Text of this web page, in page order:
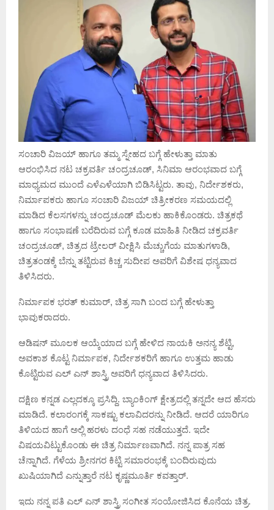
ಸಂಚಾರಿ ವಿಜಯ್ ಹಾಗೂ ತಮ್ಮ ಸ್ನೇಹದ ಬಗ್ಗೆ ಹೇಳುತ್ತಾ ಮಾತು
ಆರಂಭಿಸಿದ ನಟ ಚಕ್ರವರ್ತಿ ಚಂದ್ರಚೂಡ್, ಸಿನಿಮಾ ಆರಂಭವಾದ ಬಗ್ಗೆ
ಮಾಧ್ಯಮದ ಮುಂದೆ ಎಳೆಎಳೆಯಾಗಿ ಬಿಡಿಸಿಟ್ಟರು. ತಾವು, ನಿರ್ದೇಶಕರು,
ನಿರ್ಮಾಪಕರು ಹಾಗೂ ಸಂಚಾರಿ ವಿಜಯ್ ಚಿತ್ರೀಕರಣ ಸಮಯದಲ್ಲಿ
ಮಾಡಿದ ಕೆಲಸಗಳನ್ನು ಚಂದ್ರಚೂಡ್ ಮೆಲಕು ಹಾಕಿಕೊಂಡರು. ಚಿತ್ರಕಥೆ
ಹಾಗೂ ಸಂಭಾಷಣೆ ಬರೆದಿರುವ ಬಗ್ಗೆ ಕೂಡ ಮಾಹಿತಿ ನೀಡಿದ ಚಕ್ರವರ್ತಿ
ಚಂದ್ರಚೂಡ್, ಚಿತ್ರದ ಟ್ರೇಲರ್ ವೀಕ್ಷಿಸಿ ಮೆಚ್ಚುಗೆಯ ಮಾತುಗಳಾಡಿ,
ಚಿತ್ರತಂಡಕ್ಕೆ ಬೆನ್ನು ತಟ್ಟಿರುವ ಕಿಚ್ಚ ಸುದೀಪ ಅವರಿಗೆ ವಿಶೇಷ ಧನ್ಯವಾದ
ತಿಳಿಸಿದರು.
ನಿರ್ಮಾಪಕ ಭರತ್ ಕುಮಾರ್, ಚಿತ್ರ ಸಾಗಿ ಬಂದ ಬಗ್ಗೆ ಹೇಳುತ್ತಾ
ಭಾವುಕರಾದರು.
ಆಡಿಷನ್ ಮೂಲಕ ಆಯ್ಕೆಯಾದ ಬಗ್ಗೆ ಹೇಳಿದ ನಾಯಕಿ ಅನನ್ಯ ಶೆಟ್ಟಿ,
ಅವಕಾಶ ಕೊಟ್ಟ ನಿರ್ಮಾಪಕ, ನಿರ್ದೇಶಕರಿಗೆ ಹಾಗೂ ಉತ್ತಮ ಹಾಡು
ಕೊಟ್ಟಿರುವ ಎಲ್ ಎನ್ ಶಾಸ್ತ್ರಿ ಅವರಿಗೆ ಧನ್ಯವಾದ ತಿಳಿಸಿದರು.
ದಕ್ಷಿಣ ಕನ್ನಡ ಎಲ್ಲದಕ್ಕೂ ಪ್ರಸಿದ್ದಿ. ಬ್ಯಾಂಕಿಂಗ್ ಕ್ಷೇತ್ರದಲ್ಲಿ ತನ್ನದೇ ಆದ ಹೆಸರು
ಮಾಡಿದೆ. ಕಲಾರಂಗಕ್ಕೆ ಸಾಕಷ್ಟು ಕಲಾವಿದರನ್ನು ನೀಡಿದೆ. ಆದರೆ ಯಾರಿಗೂ
ತಿಳಿಯದ ಹಾಗೆ ಅಲ್ಲಿ ಹರಳು ದಂಧೆ ಸಹ ನಡೆಯುತ್ತದೆ. ಇದೇ
ವಿಷಯವಿಟ್ಟುಕೊಂಡು ಈ ಚಿತ್ರ ನಿರ್ಮಾಣವಾಗಿದೆ. ನನ್ನ ಪಾತ್ರ ಸಹ
ಚೆನ್ನಾಗಿದೆ. ಗೆಳೆಯ ಶ್ರೀನಗರ ಕಿಟ್ಟಿ ಸಮಾರಂಭಕ್ಕೆ ಬಂದಿರುವುದು
ಖುಷಿಯಾಗಿದೆ ಎನ್ನುತ್ತಾರೆ ನಟ ಕೃಷ್ಣಮೂರ್ತಿ ಕವತ್ತಾರ್.
ಇದು ನನ್ನ ಪತಿ ಎಲ್ ಎನ್ ಶಾಸ್ತ್ರಿ ಸಂಗೀತ ಸಂಯೋಜಿಸಿದ ಕೊನೆಯ ಚಿತ್ರ.